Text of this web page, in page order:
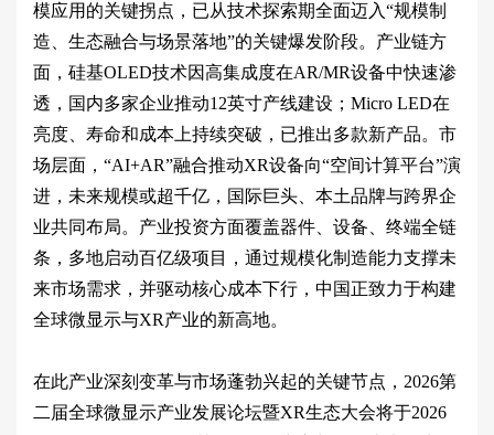
模应用的关键拐点，已从技术探索期全面迈入“规模制
造、生态融合与场景落地”的关键爆发阶段。产业链方
面，硅基OLED技术因高集成度在AR/MR设备中快速渗
透，国内多家企业推动12英寸产线建设；Micro LED在
亮度、寿命和成本上持续突破，已推出多款新产品。市
场层面，“AI+AR”融合推动XR设备向“空间计算平台”演
进，未来规模或超千亿，国际巨头、本土品牌与跨界企
业共同布局。产业投资方面覆盖器件、设备、终端全链
条，多地启动百亿级项目，通过规模化制造能力支撑未
来市场需求，并驱动核心成本下行，中国正致力于构建
全球微显示与XR产业的新高地。
在此产业深刻变革与市场蓬勃兴起的关键节点，2026第
二届全球微显示产业发展论坛暨XR生态大会将于2026